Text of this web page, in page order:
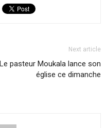
Next article
Le pasteur Moukala lance son
église ce dimanche